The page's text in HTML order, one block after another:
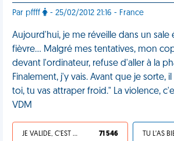
Par pffff - 25/02/2012 21:16 - France
Aujourd'hui, je me réveille dans un sale
fièvre... Malgré mes tentatives, mon
devant l'ordinateur, refuse d'aller à la
Finalement, j'y vais. Avant que je sorte,
toi, tu vas attraper froid." La violence,
VDM
JE VALIDE, C'EST UNE VDM 71 546